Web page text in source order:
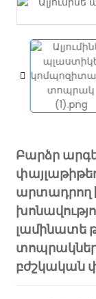
Բարձր
արտադրող
լամինատե
բժշկական